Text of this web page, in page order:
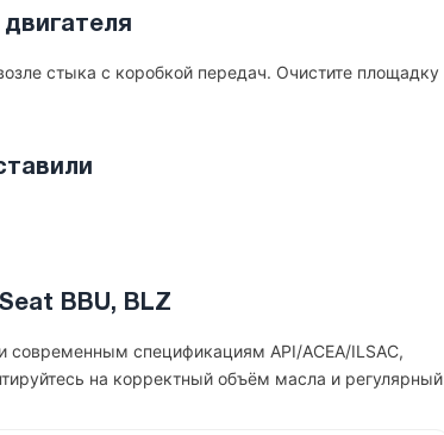
стыка с коробкой передач. Очистите площадку
BBU, BLZ
современным спецификациям API/ACEA/ILSAC,
на корректный объём масла и регулярный